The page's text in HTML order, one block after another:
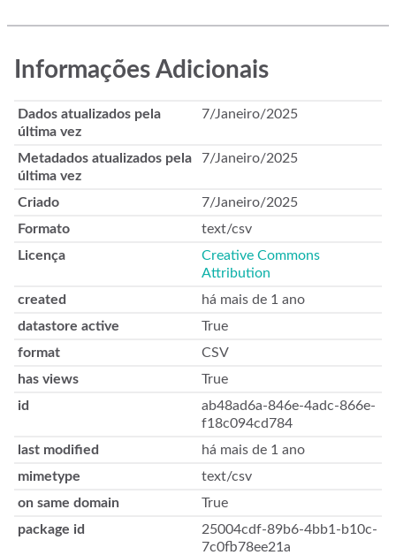
Informações Adicionais
Dados atualizados pela
última vez
7/Janeiro/2025
Metadados atualizados pela
última vez
7/Janeiro/2025
Criado
7/Janeiro/2025
Formato
text/csv
Licença
Creative Commons
Attribution
created
há mais de 1 ano
datastore active
True
format
CSV
has views
True
id
ab48ad6a-846e-4adc-866e-
f18c094cd784
last modified
há mais de 1 ano
mimetype
text/csv
on same domain
True
package id
25004cdf-89b6-4bb1-b10c-
7c0fb78ee21a